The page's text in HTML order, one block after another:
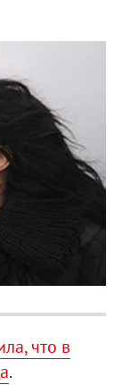
что в
.